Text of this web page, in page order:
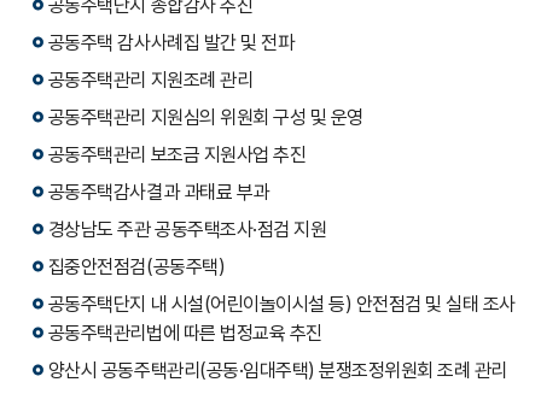
공동주택단지 종합감사 추진
공동주택 감사사례집 발간 및 전파
공동주택관리 지원조례 관리
공동주택관리 지원심의 위원회 구성 및 운영
공동주택관리 보조금 지원사업 추진
공동주택감사결과 과태료 부과
경상남도 주관 공동주택조사·점검 지원
집중안전점검(공동주택)
공동주택단지 내 시설(어린이놀이시설 등) 안전점검 및 실태 조사
공동주택관리법에 따른 법정교육 추진
양산시 공동주택관리(공동·임대주택) 분쟁조정위원회 조례 관리